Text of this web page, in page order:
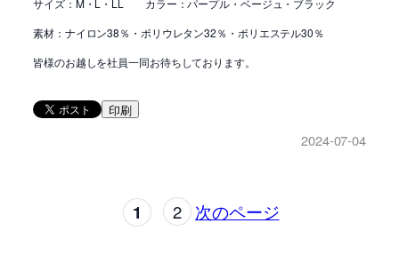
素材：ナイロン38％・ポリウレタン32％・ポリエステル30％
皆様のお越しを社員一同お待ちしております。
印刷
2024-07-04
1 2 次のページ